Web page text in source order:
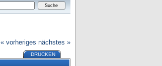
« vorheriges nächstes »
DRUCKEN